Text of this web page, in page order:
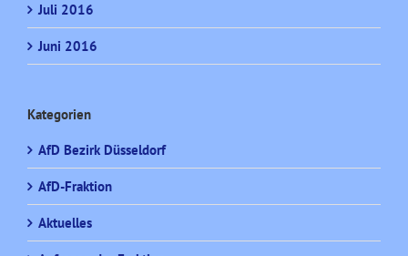
Juli 2016
Juni 2016
Kategorien
AfD Bezirk Düsseldorf
AfD-Fraktion
Aktuelles